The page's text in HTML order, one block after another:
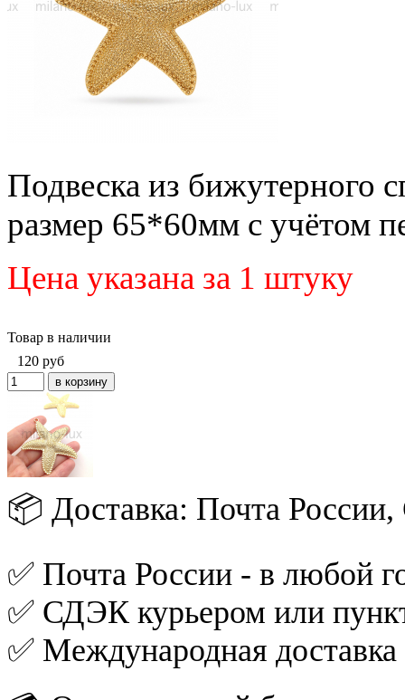
Подвеска из бижутерного
размер 65*60мм с учётом
Цена указана за 1 штуку
Товар в наличии
120 руб
📦 Доставка: Почта
✅ Почта России - в любой
✅ СДЭК курьером или
✅ Международная